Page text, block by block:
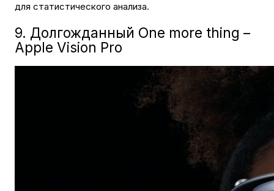
для статистического анализа.
9. Долгожданный One more thing –
Apple Vision Pro